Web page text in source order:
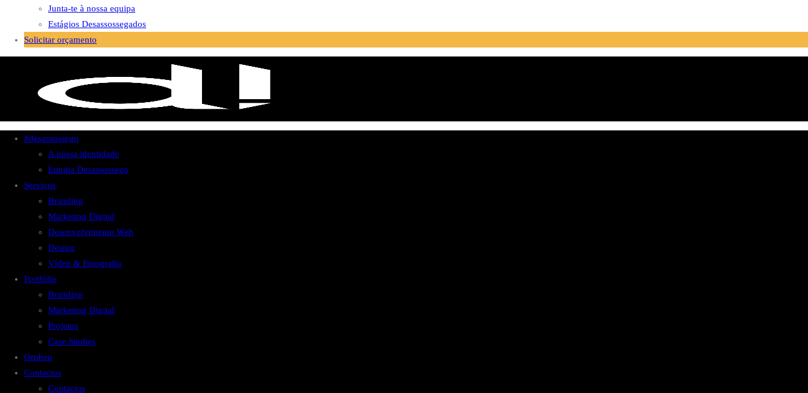
Junta-te à nossa equipa
Estágios Desassossegados
Solicitar orçamento
#desassossego
A nossa identidade
Equipa Desassossego
Serviços
Branding
Marketing Digital
Desenvolvimento Web
Design
Vídeo & Fotografia
Portfólio
Branding
Marketing Digital
Projetos
Case Studies
Orpheu
Contactos
Contactos